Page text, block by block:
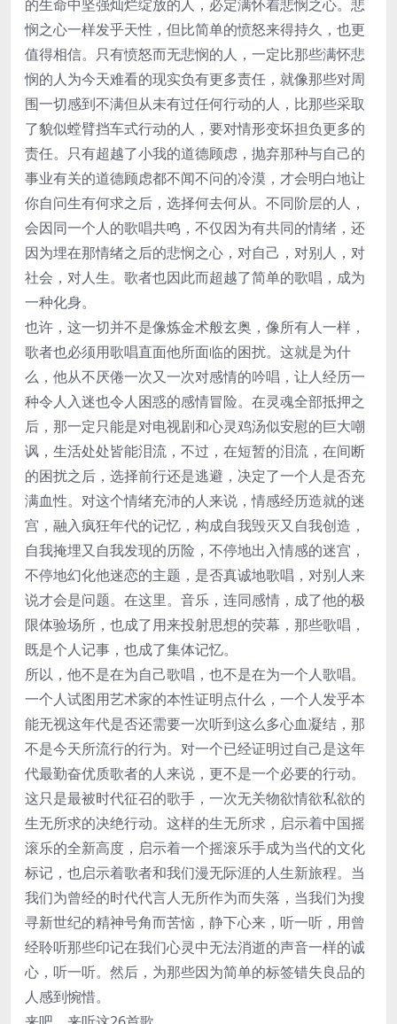
的生命中坚强灿烂绽放的人，必定满怀着悲悯之心。悲
悯之心一样发乎天性，但比简单的愤怒来得持久，也更
值得相信。只有愤怒而无悲悯的人，一定比那些满怀悲
悯的人为今天难看的现实负有更多责任，就像那些对周
围一切感到不满但从未有过任何行动的人，比那些采取
了貌似螳臂挡车式行动的人，要对情形变坏担负更多的
责任。只有超越了小我的道德顾虑，抛弃那种与自己的
事业有关的道德顾虑都不闻不问的冷漠，才会明白地让
你自问生有何求之后，选择何去何从。不同阶层的人，
会因同一个人的歌唱共鸣，不仅因为有共同的情绪，还
因为埋在那情绪之后的悲悯之心，对自己，对别人，对
社会，对人生。歌者也因此而超越了简单的歌唱，成为
一种化身。
也许，这一切并不是像炼金术般玄奥，像所有人一样，
歌者也必须用歌唱直面他所面临的困扰。这就是为什
么，他从不厌倦一次又一次对感情的吟唱，让人经历一
种令人入迷也令人困惑的感情冒险。在灵魂全部抵押之
后，那一定只能是对电视剧和心灵鸡汤似安慰的巨大嘲
讽，生活处处皆能泪流，不过，在短暂的泪流，在间断
的困扰之后，选择前行还是逃避，决定了一个人是否充
满血性。对这个情绪充沛的人来说，情感经历造就的迷
宫，融入疯狂年代的记忆，构成自我毁灭又自我创造，
自我掩埋又自我发现的历险，不停地出入情感的迷宫，
不停地幻化他迷恋的主题，是否真诚地歌唱，对别人来
说才会是问题。在这里。音乐，连同感情，成了他的极
限体验场所，也成了用来投射思想的荧幕，那些歌唱，
既是个人记事，也成了集体记忆。
所以，他不是在为自己歌唱，也不是在为一个人歌唱。
一个人试图用艺术家的本性证明点什么，一个人发乎本
能无视这年代是否还需要一次听到这么多心血凝结，那
不是今天所流行的行为。对一个已经证明过自己是这年
代最勤奋优质歌者的人来说，更不是一个必要的行动。
这只是最被时代征召的歌手，一次无关物欲情欲私欲的
生无所求的决绝行动。这样的生无所求，启示着中国摇
滚乐的全新高度，启示着一个摇滚乐手成为当代的文化
标记，也启示着歌者和我们漫无际涯的人生新旅程。当
我们为曾经的时代代言人无所作为而失落，当我们为搜
寻新世纪的精神号角而苦恼，静下心来，听一听，用曾
经聆听那些印记在我们心灵中无法消逝的声音一样的诚
心，听一听。然后，为那些因为简单的标签错失良品的
人感到惋惜。